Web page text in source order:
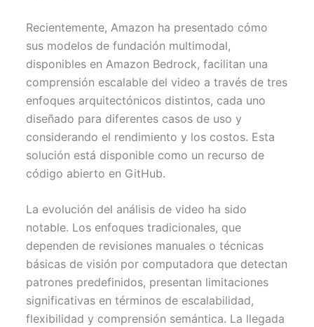
Recientemente, Amazon ha presentado cómo
sus modelos de fundación multimodal,
disponibles en Amazon Bedrock, facilitan una
comprensión escalable del video a través de tres
enfoques arquitectónicos distintos, cada uno
diseñado para diferentes casos de uso y
considerando el rendimiento y los costos. Esta
solución está disponible como un recurso de
código abierto en GitHub.
La evolución del análisis de video ha sido
notable. Los enfoques tradicionales, que
dependen de revisiones manuales o técnicas
básicas de visión por computadora que detectan
patrones predefinidos, presentan limitaciones
significativas en términos de escalabilidad,
flexibilidad y comprensión semántica. La llegada